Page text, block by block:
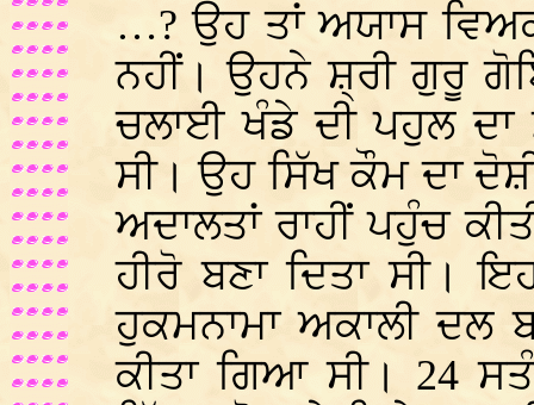
…? ਉਹ ਤਾਂ ਅਯਾਸ
ਨਹੀਂ। ਉਹਨੇ ਸ਼੍ਰੀ ਗੁਰੂ
ਚਲਾਈ ਖੰਡੇ ਦੀ ਪਹੁਲ ਦਾ
ਸੀ। ਉਹ ਸਿੱਖ ਕੌਮ ਦਾ
ਅਦਾਲਤਾਂ ਰਾਹੀਂ ਪਹੁੰਚ
ਹੀਰੋ ਬਣਾ ਦਿਤਾ ਸੀ।
ਹੁਕਮਨਾਮਾ ਅਕਾਲੀ ਦਲ
ਕੀਤਾ ਗਿਆ ਸੀ। 24